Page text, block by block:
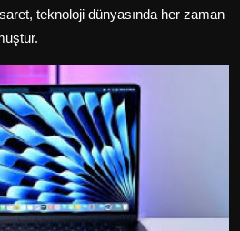
teknoloji dünyasında her zaman